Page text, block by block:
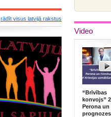
rādīt visus latvijā rakstus
Video
“Brīvības
konvojs”
Perona